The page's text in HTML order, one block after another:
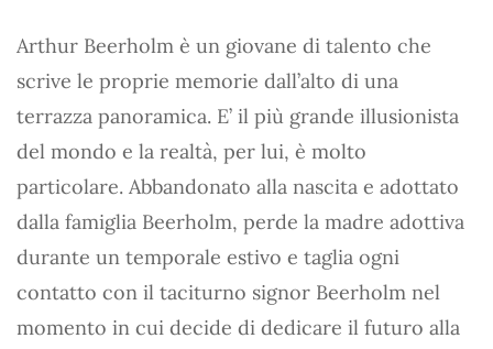
Arthur Beerholm è un giovane di talento che
scrive le proprie memorie dall’alto di una
terrazza panoramica. E’ il più grande illusionista
del mondo e la realtà, per lui, è molto
particolare. Abbandonato alla nascita e adottato
dalla famiglia Beerholm, perde la madre adottiva
durante un temporale estivo e taglia ogni
contatto con il taciturno signor Beerholm nel
momento in cui decide di dedicare il futuro alla